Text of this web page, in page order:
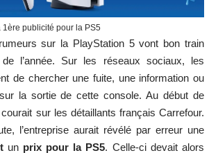
1ère publicité pour la PS5
sur la PlayStation 5 vont bon train
l’année. Sur les réseaux sociaux, les
de chercher une fuite, une information ou
la sortie de cette console. Au début de
courait sur les détaillants français Carrefour.
l’entreprise aurait révélé par erreur une
un prix pour la PS5. Celle-ci devait alors